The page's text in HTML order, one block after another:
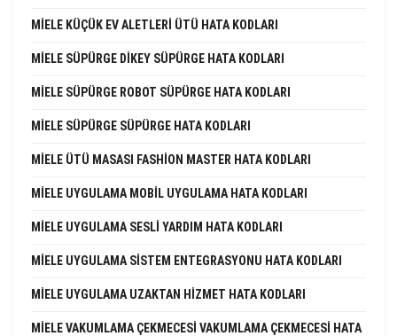
MIELE KÜÇÜK EV ALETLERI ÜTÜ HATA KODLARI
MIELE SÜPÜRGE DIKEY SÜPÜRGE HATA KODLARI
MIELE SÜPÜRGE ROBOT SÜPÜRGE HATA KODLARI
MIELE SÜPÜRGE SÜPÜRGE HATA KODLARI
MIELE ÜTÜ MASASI FASHION MASTER HATA KODLARI
MIELE UYGULAMA MOBIL UYGULAMA HATA KODLARI
MIELE UYGULAMA SESLI YARDIM HATA KODLARI
MIELE UYGULAMA SISTEM ENTEGRASYONU HATA KODLARI
MIELE UYGULAMA UZAKTAN HIZMET HATA KODLARI
MIELE VAKUMLAMA ÇEKMECESI VAKUMLAMA ÇEKMECESI HATA